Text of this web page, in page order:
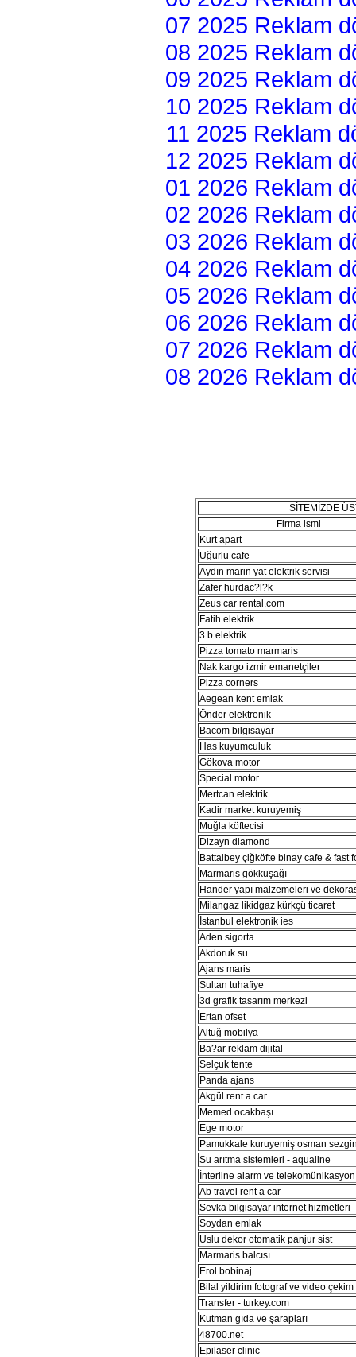
07 2025 Reklam
08 2025 Reklam
09 2025 Reklam
10 2025 Reklam
11 2025 Reklam
12 2025 Reklam
01 2026 Reklam
02 2026 Reklam
03 2026 Reklam
04 2026 Reklam
05 2026 Reklam
06 2026 Reklam
07 2026 Reklam
08 2026 Reklam
SİTEMİZDE
Firma ismi
Kurt apart
Uğurlu cafe
Aydın marin yat elektrik servisi
Zafer hurdac?l?k
Zeus car rental.com
Fatih elektrik
3 b elektrik
Pizza tomato marmaris
Nak kargo izmir emanetçiler
Pizza corners
Aegean kent emlak
Önder elektronik
Bacom bilgisayar
Has kuyumculuk
Gökova motor
Special motor
Mertcan elektrik
Kadir market kuruyemiş
Muğla köftecisi
Dizayn diamond
Battalbey çiğköfte binay cafe & fast
Marmaris gökkuşağı
Hander yapı malzemeleri ve
Milangaz likidgaz kürkçü ticaret
İstanbul elektronik ies
Aden sigorta
Akdoruk su
Ajans maris
Sultan tuhafiye
3d grafik tasarım merkezi
Ertan ofset
Altuğ mobilya
Ba?ar reklam dijital
Selçuk tente
Panda ajans
Akgül rent a car
Memed ocakbaşı
Ege motor
Pamukkale kuruyemiş osman
Su arıtma sistemleri - aqualine
İnterline alarm ve
Ab travel rent a car
Sevka bilgisayar internet hizmetleri
Soydan emlak
Uslu dekor otomatik panjur sist
Marmaris balcısı
Erol bobinaj
Bilal yildirim fotograf ve video çekim
Transfer - turkey.com
Kutman gıda ve şarapları
48700.net
Epilaser clinic